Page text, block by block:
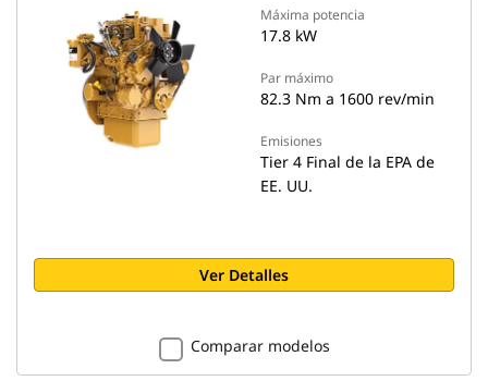
Máxima potencia
17.8 kW
Par máximo
82.3 Nm a 1600 rev/min
Emisiones
Tier 4 Final de la EPA de
EE. UU.
Ver Detalles
Comparar modelos